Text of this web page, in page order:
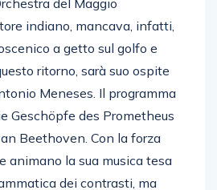
indiano, mancava, infatti,
a getto sul golfo e
ritorno, sarà suo ospite
Meneses. Il programma
Geschöpfe des Prometheus
Beethoven. Con la forza
animano la sua musica tesa
dei contrasti, ma